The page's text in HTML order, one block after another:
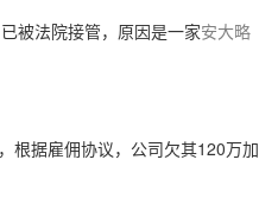
被法院接管，原因是一家安大略
根据雇佣协议，公司欠其120万加